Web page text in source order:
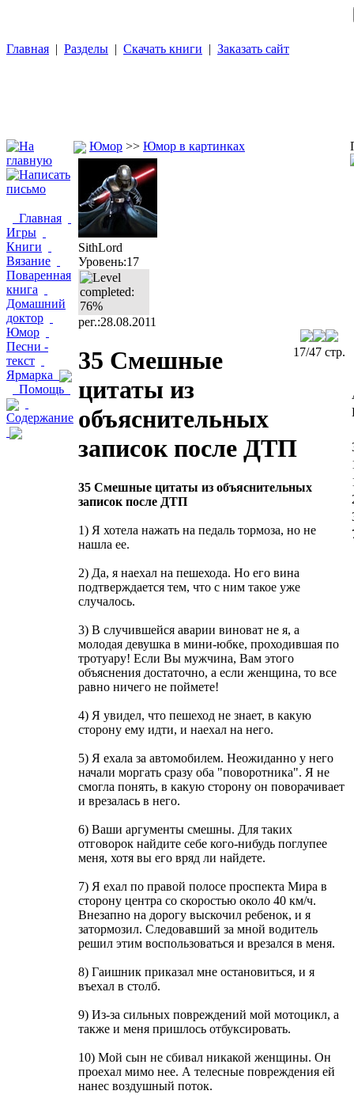
Главная | Разделы | Скачать книги | Заказать сайт
Главная
Игры
Книги
Вязание
Поваренная
книга
Домашний
доктор
Юмор
Песни -
текст
Ярмарка
Помощь
Содержание
Юмор >> Юмор в картинках
SithLord
Уровень:17
рег.:28.08.2011
17/47 стр.
35 Смешные
цитаты из
объяснительных
записок после ДТП
35 Смешные цитаты из объяснительных
записок после ДТП
1) Я хотела нажать на педаль тормоза, но не
нашла ее.
2) Да, я наехал на пешехода. Но его вина
подтверждается тем, что с ним такое уже
случалось.
3) В случившейся аварии виноват не я, а
молодая девушка в мини-юбке, проходившая по
тротуару! Если Вы мужчина, Вам этого
объяснения достаточно, а если женщина, то все
равно ничего не поймете!
4) Я увидел, что пешеход не знает, в какую
сторону ему идти, и наехал на него.
5) Я ехала за автомобилем. Неожиданно у него
начали моргать сразу оба "поворотника". Я не
смогла понять, в какую сторону он поворачивает
и врезалась в него.
6) Ваши аргументы смешны. Для таких
отговорок найдите себе кого-нибудь поглупее
меня, хотя вы его вряд ли найдете.
7) Я ехал по правой полосе проспекта Мира в
сторону центра со скоростью около 40 км/ч.
Внезапно на дорогу выскочил ребенок, и я
затормозил. Следовавший за мной водитель
решил этим воспользоваться и врезался в меня.
8) Гаишник приказал мне остановиться, и я
въехал в столб.
9) Из-за сильных повреждений мой мотоцикл, а
также и меня пришлось отбуксировать.
10) Мой сын не сбивал никакой женщины. Он
проехал мимо нее. А телесные повреждения ей
нанес воздушный поток.